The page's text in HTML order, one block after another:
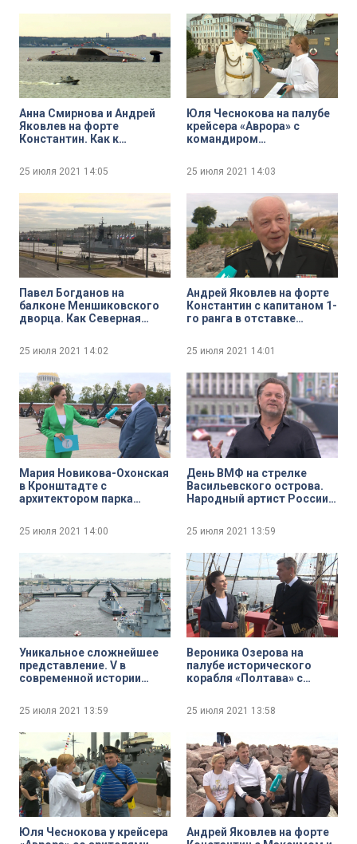
Анна Смирнова и Андрей
Яковлев на форте
Константин. Как к
готовится Кронштадт
25 июля 2021 14:05
Юля Чеснокова на палубе
крейсера «Аврора» с
командиром
25 июля 2021 14:03
Павел Богданов на
балконе Меншиковского
дворца. Как Северная
Главному Военно-
морскому параду
25 июля 2021 14:02
Андрей Яковлев на форте
Константин с капитаном 1-
го ранга в отставке
Стрельцовым
25 июля 2021 14:01
Мария Новикова-Охонская
в Кронштадте с
архитектором парка
25 июля 2021 14:00
День ВМФ на стрелке
Васильевского острова.
Народный артист России
25 июля 2021 13:59
Уникальное сложнейшее
представление. V в
современной истории
акватории Невы
25 июля 2021 13:59
Вероника Озерова на
палубе исторического
корабля «Полтава» с
25 июля 2021 13:58
Юля Чеснокова у крейсера
Андрей Яковлев на форте